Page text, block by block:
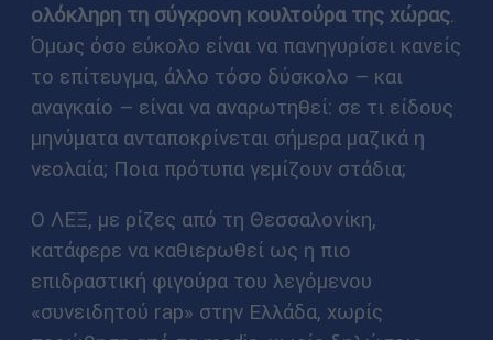
ολόκληρη τη σύγχρονη κουλτούρα της χώρας.
Όμως όσο εύκολο είναι να πανηγυρίσει κανείς
το επίτευγμα, άλλο τόσο δύσκολο – και
αναγκαίο – είναι να αναρωτηθεί: σε τι είδους
μηνύματα ανταποκρίνεται σήμερα μαζικά η
νεολαία; Ποια πρότυπα γεμίζουν στάδια;
Ο ΛΕΞ, με ρίζες από τη Θεσσαλονίκη,
κατάφερε να καθιερωθεί ως η πιο
επιδραστική φιγούρα του λεγόμενου
«συνειδητού rap» στην Ελλάδα, χωρίς